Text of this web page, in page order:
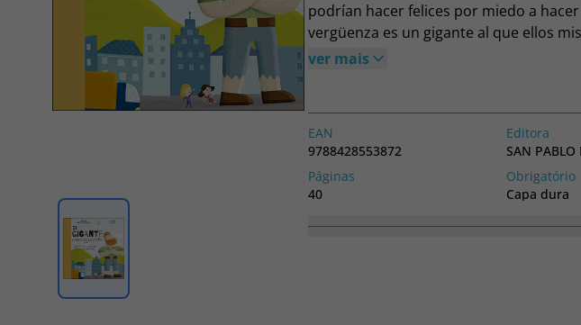
podrían hacer felices por miedo a
vergüenza es un gigante al que ellos
hacerlo encoger.
ver mais
EAN
9788428553872
Editora
SAN PABLO
Páginas
40
Obrigatório
Capa dura